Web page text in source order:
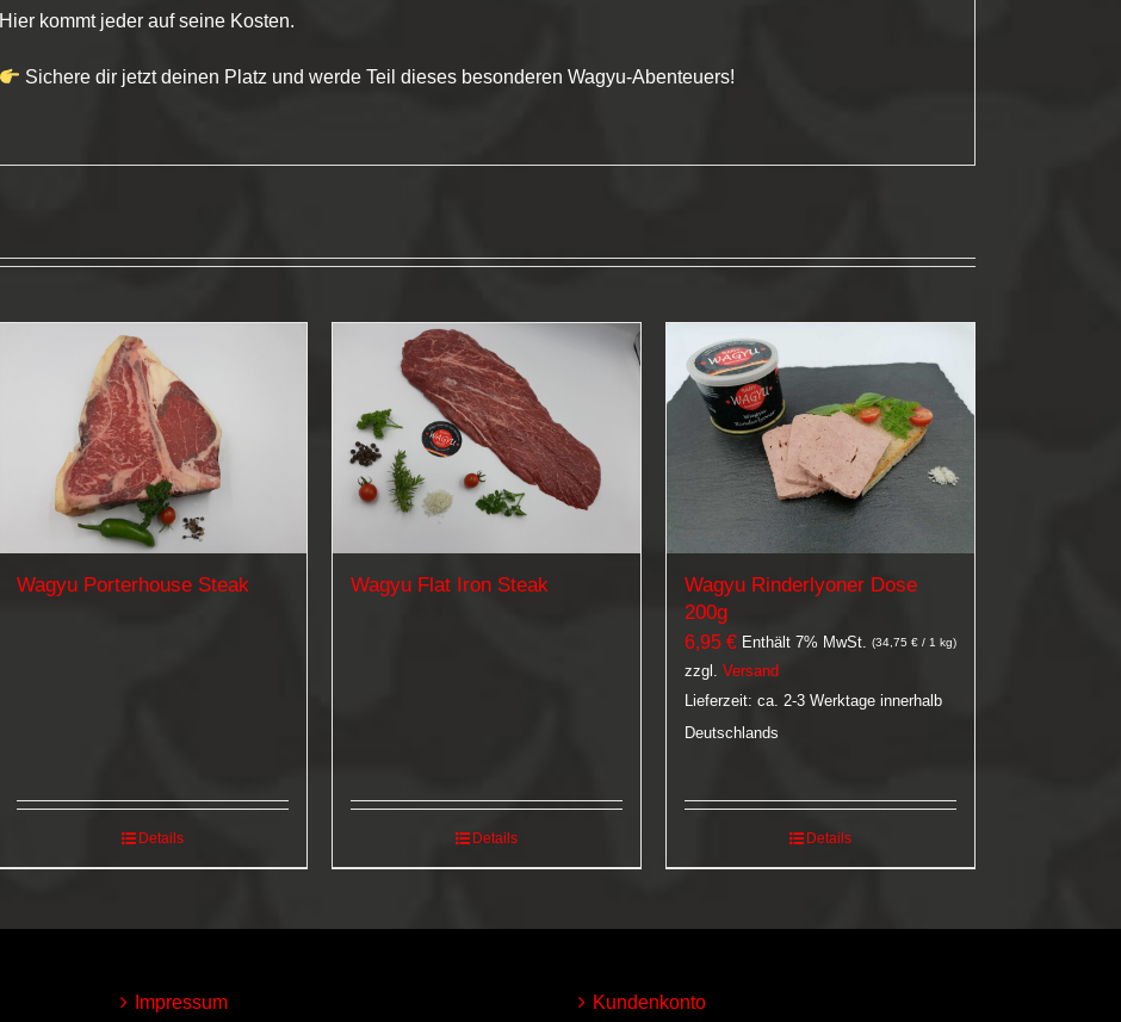
Hier kommt jeder auf seine Kosten.
Sichere dir jetzt deinen Platz und werde Teil dieses besonderen Wagyu-Abenteuers!
Wagyu Porterhouse Steak
Details
Wagyu Flat Iron Steak
Details
Wagyu Rinderlyoner Dose
200g
6,95 € Enthält 7% MwSt. (34,75 € / 1 kg)
zzgl. Versand
Lieferzeit: ca. 2-3 Werktage innerhalb
Deutschlands
Details
Impressum Kundenkonto